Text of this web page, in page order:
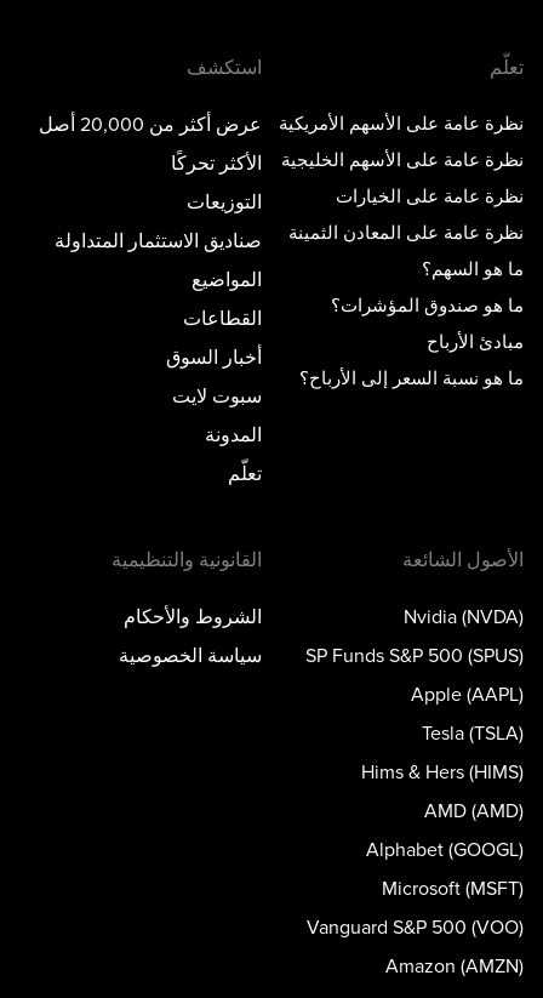
تعلّم
نظرة عامة على الأسهم الأمريكية
نظرة عامة على الأسهم الخليجية
نظرة عامة على الخيارات
نظرة عامة على المعادن الثمينة
ما هو السهم؟
ما هو صندوق المؤشرات؟
مبادئ الأرباح
ما هو نسبة السعر إلى الأرباح؟
استكشف
عرض أكثر من 20,000 أصل
الأكثر تحركًا
التوزيعات
صناديق الاستثمار المتداولة
المواضيع
القطاعات
أخبار السوق
سبوت لايت
المدونة
تعلّم
الأصول الشائعة
Nvidia (NVDA)
SP Funds S&P 500 (SPUS)
Apple (AAPL)
Tesla (TSLA)
Hims & Hers (HIMS)
AMD (AMD)
Alphabet (GOOGL)
Microsoft (MSFT)
Vanguard S&P 500 (VOO)
Amazon (AMZN)
القانونية والتنظيمية
الشروط والأحكام
سياسة الخصوصية